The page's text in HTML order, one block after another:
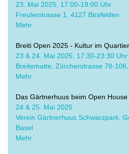
​23. Mai 2025, 17:00-19:00 Uhr
​Freulerstrasse 1, 4127 Birsfelden
Mehr
Breiti Open 2025 - Kultur im Quartier
​23 & 24. Mai 2025, 17:30-23:30 Uhr
Breitematte, Zürcherstrasse 78-
Mehr
Das Gärtnerhuus beim Open House
​24 & 25. Mai 2025
Verein Gärtnerhuus Schwarzpark,
Basel
Mehr